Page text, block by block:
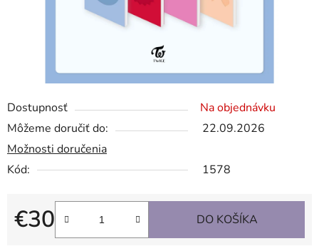
Dostupnosť
Na objednávku
Môžeme doručiť do:
22.09.2026
Možnosti doručenia
Kód:
1578
€30
Jednotková cena:
DO KOŠÍKA